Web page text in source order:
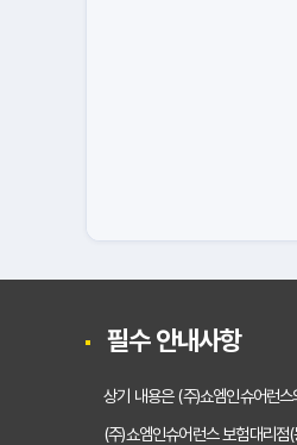
필수 안내사항
상기 내용은 (주)쇼엠인슈어런
(주)쇼엠인슈어런스 보험대리